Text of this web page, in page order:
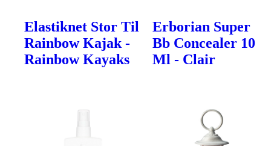
Elastiknet Stor Til
Rainbow Kajak -
Rainbow Kayaks
Erborian Super
Bb Concealer 10
Ml - Clair